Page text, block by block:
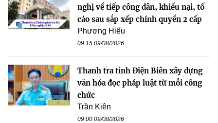
nghị về tiếp công dân, khiếu nại, tố
cáo sau sắp xếp chính quyền 2 cấp
Phương Hiếu
09:15 09/08/2026
Thanh tra tỉnh Điện Biên xây dựng
văn hóa đọc pháp luật từ mỗi công
chức
Trần Kiên
09:00 09/08/2026